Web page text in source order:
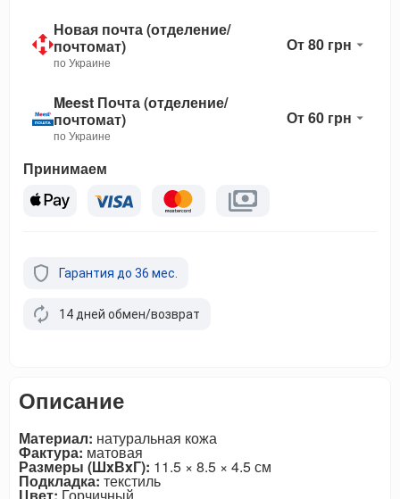
Новая почта (отделение/
почтомат)
по Украине
От 80 грн
Meest Почта (отделение/
почтомат)
по Украине
От 60 грн
Принимаем
Гарантия до 36 мес.
14 дней обмен/возврат
Описание
Материал: натуральная кожа
Фактура: матовая
Размеры (ШxВxГ): 11.5 × 8.5 × 4.5 см
Подкладка: текстиль